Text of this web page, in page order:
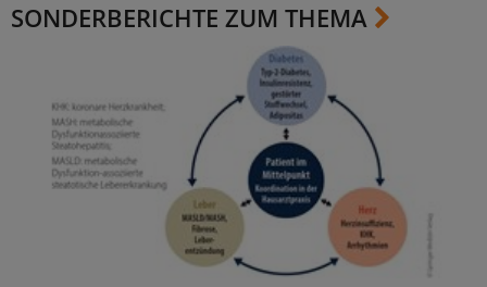
SONDERBERICHTE ZUM THEMA